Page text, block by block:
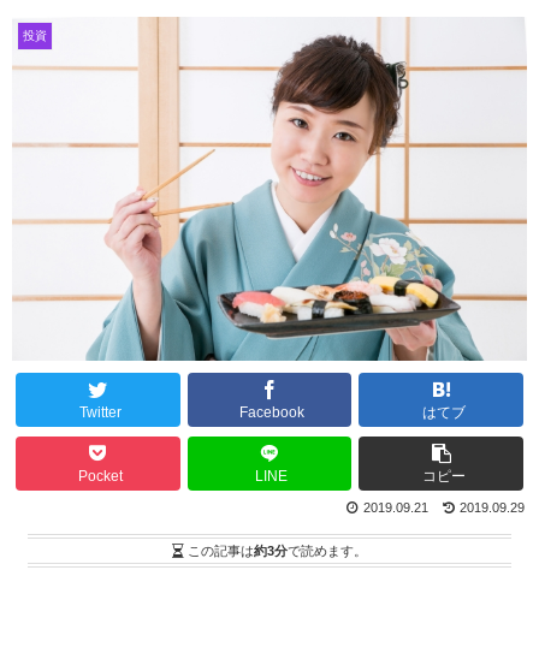
投資
Twitter Facebook はてブ
Pocket LINE コピー
2019.09.29
2019.09.21
この記事は約3分で読めます。